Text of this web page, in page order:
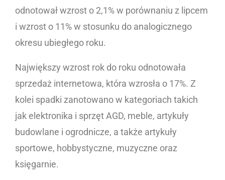
odnotował wzrost o 2,1% w porównaniu z lipcem
i wzrost o 11% w stosunku do analogicznego
okresu ubiegłego roku.
Największy wzrost rok do roku odnotowała
sprzedaż internetowa, która wzrosła o 17%. Z
kolei spadki zanotowano w kategoriach takich
jak elektronika i sprzęt AGD, meble, artykuły
budowlane i ogrodnicze, a także artykuły
sportowe, hobbystyczne, muzyczne oraz
księgarnie.